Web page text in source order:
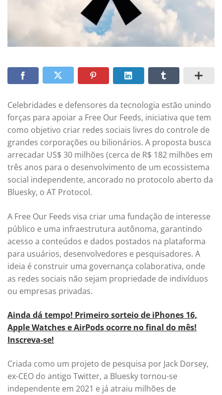
Celebridades e defensores da tecnologia estão unindo
forças para apoiar a Free Our Feeds, iniciativa que tem
como objetivo criar redes sociais livres do controle de
grandes corporações ou bilionários. A proposta busca
arrecadar US$ 30 milhões (cerca de R$ 182 milhões em
três anos para o desenvolvimento de um ecossistema
social independente, ancorado no protocolo aberto da
Bluesky, o AT Protocol.
A Free Our Feeds visa criar uma fundação de interesse
público e uma infraestrutura autônoma, garantindo
acesso a conteúdos e dados postados na plataforma
para usuários, desenvolvedores e pesquisadores. A
ideia é construir uma governança colaborativa, onde
as redes sociais não sejam propriedade de indivíduos
ou empresas privadas.
Ainda dá tempo! Primeiro sorteio de iPhones 16,
Apple Watches e AirPods ocorre no final do mês!
Inscreva-se!
Criada como um projeto de pesquisa por Jack Dorsey,
ex-CEO do antigo Twitter, a Bluesky tornou-se
independente em 2021 e já atraiu milhões de